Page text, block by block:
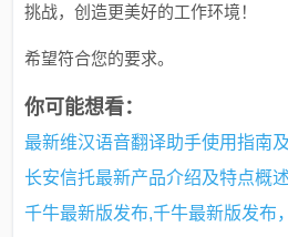
挑战，创造更美好的工作环境！
希望符合您的要求。
你可能想看：
最新维汉语音翻译助手使用指南
长安信托最新产品介绍及特点概述
千牛最新版发布,千牛最新版发布